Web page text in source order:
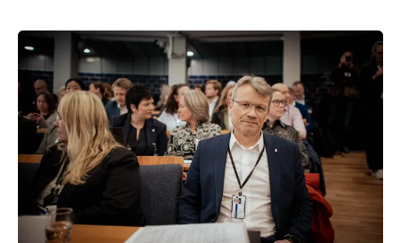
at satsingen ikke står i stil med behovene.